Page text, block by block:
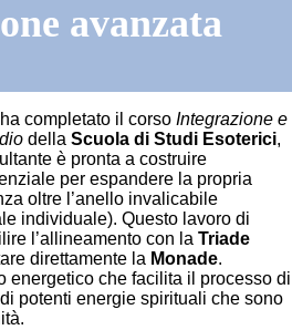
avanzata
completato il corso Integrazione e
della Scuola di Studi Esoterici,
è pronta a costruire
per espandere la propria
oltre l’anello invalicabile
individuale). Questo lavoro di
l’allineamento con la Triade
direttamente la Monade.
energetico che facilita il processo di
potenti energie spirituali che sono